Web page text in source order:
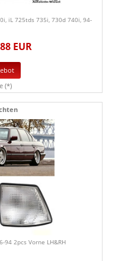
iL 725tds 735i, 730d 740i, 94-
EUR
(*)
94 2pcs Vorne LH&RH